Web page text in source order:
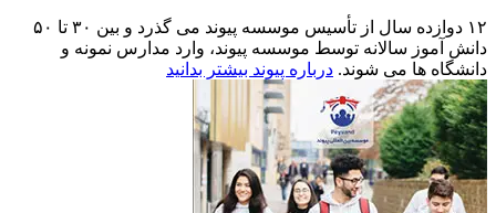
۱۲
دوازده سال از تأسیس موسسه پیوند می گذرد و بین ۳۰ تا ۵۰
دانش آموز سالانه توسط موسسه پیوند، وارد مدارس نمونه و
دانشگاه ها می شوند. درباره پیوند بیشتر بدانید